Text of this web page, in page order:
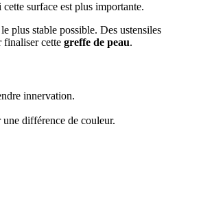
surface est plus importante.
plus stable possible. Des ustensiles
finaliser cette greffe de peau.
innervation.
différence de couleur.